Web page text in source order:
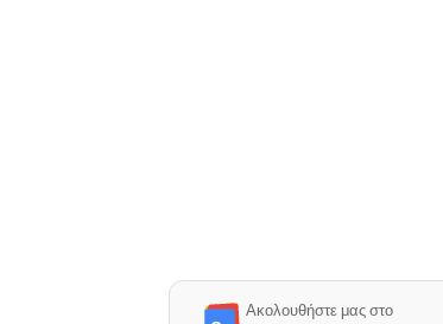
Ακολουθήστε μας στο